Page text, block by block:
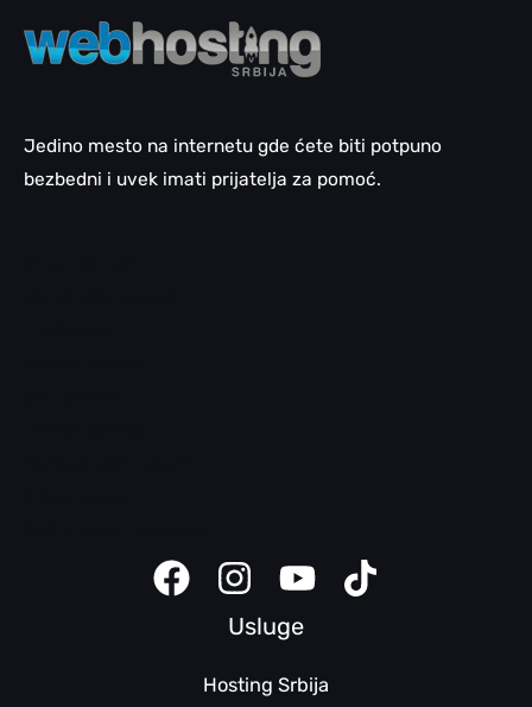
Jedino mesto na internetu gde ćete biti potpuno
bezbedni i uvek imati prijatelja za pomoć.
Usluge
Hosting Srbija